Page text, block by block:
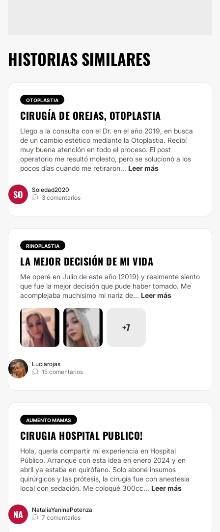
HISTORIAS SIMILARES
OTOPLASTIA
CIRUGÍA DE OREJAS, OTOPLASTIA
Llego a la consulta con el Dr. en el año 2019, en busca
de un cambio estético mediante la Otoplastia. Recibí
muy buena atención en todo el proceso. El post
operatorio me resultó molesto, pero se solucionó a los
pocos días cuando me retiraron... Leer más
SO
Soledad2020
3 comentarios
RINOPLASTIA
LA MEJOR DECISIÓN DE MI VIDA
Me operé en Julio de este año (2019) y realmente siento
que fue la mejor decisión que pude haber tomado. Me
acomplejaba muchísimo mi nariz de... Leer más
+7
Luciarojas
15 comentarios
AUMENTO MAMAS
CIRUGIA HOSPITAL PUBLICO!
Hola, quería compartir mi experiencia en Hospital
Público. Arranqué con esta idea en enero 2024 y en
abril ya estaba en quirófano. Solo aboné insumos
quirúrgicos y las prótesis, la cirugía fue con anestesia
local con sedación. Me coloqué 300cc... Leer más
NA
NataliaYaninaPotenza
7 comentarios